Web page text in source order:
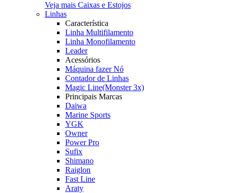
Veja mais Caixas e Estojos
Linhas
Característica
Linha Multifilamento
Linha Monofilamento
Leader
Acessórios
Máquina fazer Nó
Contador de Linhas
Magic Line(Monster 3x)
Principais Marcas
Daiwa
Marine Sports
YGK
Owner
Power Pro
Sufix
Shimano
Raiglon
Fast Line
Araty